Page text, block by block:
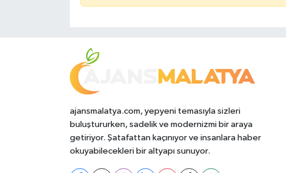
ajansmalatya.com, yepyeni temasıyla sizleri
buluştururken, sadelik ve modernizmi bir araya
getiriyor. Şatafattan kaçınıyor ve insanlara haber
okuyabilecekleri bir altyapı sunuyor.